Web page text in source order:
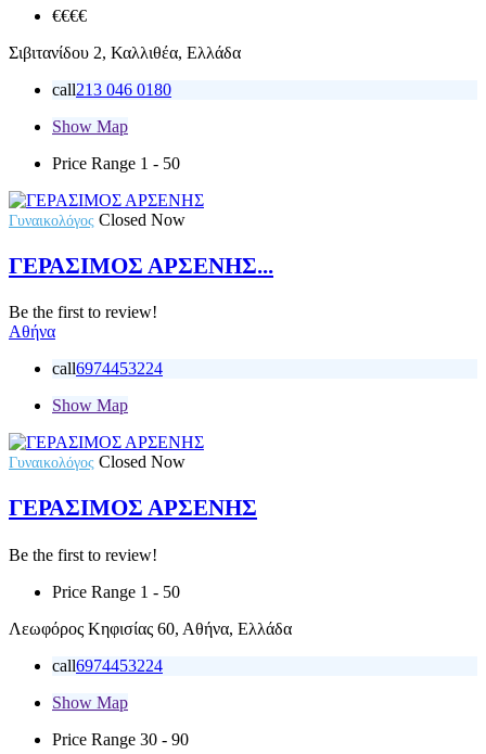
€€€€
Σιβιτανίδου 2, Καλλιθέα, Ελλάδα
call213 046 0180
Show Map
Price Range 1 - 50
Γυναικολόγος Closed Now
ΓΕΡΑΣΙΜΟΣ ΑΡΣΕΝΗΣ...
Be the first to review!
Αθήνα
call6974453224
Show Map
Γυναικολόγος Closed Now
ΓΕΡΑΣΙΜΟΣ ΑΡΣΕΝΗΣ
Be the first to review!
Price Range 1 - 50
Λεωφόρος Κηφισίας 60, Αθήνα, Ελλάδα
call6974453224
Show Map
Price Range 30 - 90